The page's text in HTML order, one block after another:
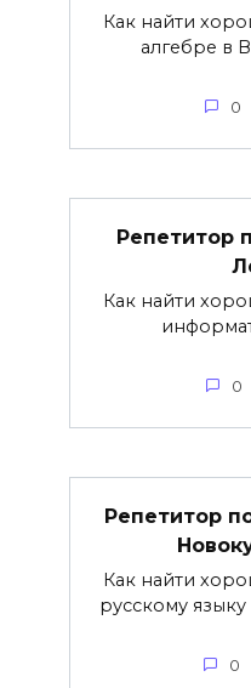
Как найти
алгебре в
0
Репетитор
Как найти
0
Репетитор
Как найти
русскому
0